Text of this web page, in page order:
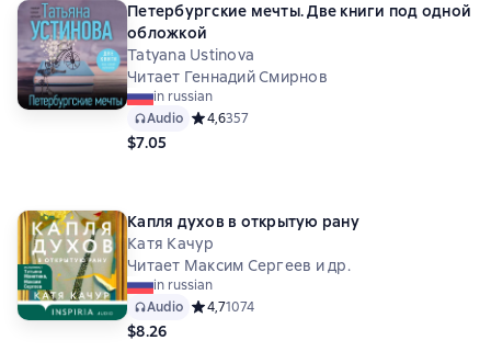
Петербургские мечты. Две книги под одной
обложкой
Tatyana Ustinova
Читает Геннадий Смирнов
in russian
Audio Средний рейтинг 4,6 на основе 357 оценок
4,6357
$7.05
Капля духов в открытую рану
Катя Качур
Читает Максим Сергеев и др.
in russian
Audio Средний рейтинг 4,7 на основе 1074 оценок
4,71074
$8.26